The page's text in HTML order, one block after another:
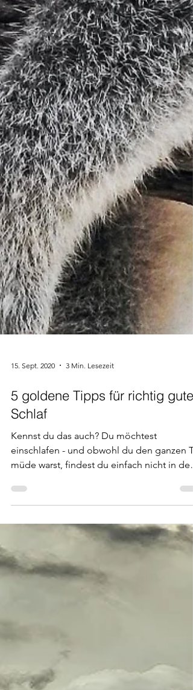
15. Sept. 2020 3 Min. Lesezeit
5 goldene Tipps für richtig guten
Schlaf
Kennst du das auch? Du möchtest
einschlafen - und obwohl du den ganzen
müde warst, findest du einfach nicht in den
Schlaf.